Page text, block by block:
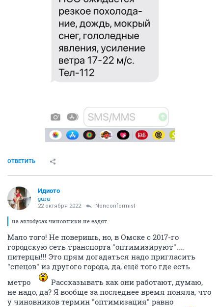
ОТВЕТИТЬ
Идиото
guru
22 октября 2022 Nonconformist
на автобусах чиновники не ездят
Мало того! Не поверишь, но, в Омске с 2017-го
городскую сеть транспорта "оптимизируют"....
питерцы!!! Это прям догадаться надо пригласить
"спецов" из другого города, да, ещё того где есть
метро
Рассказывать как они работают, думаю,
не надо, да? Я вообще за последнее время поняла, что
у чиновников термин "оптимизация" равно